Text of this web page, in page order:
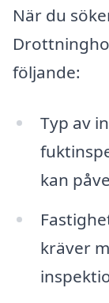
När du
följande:
Typ av
kan
kräver